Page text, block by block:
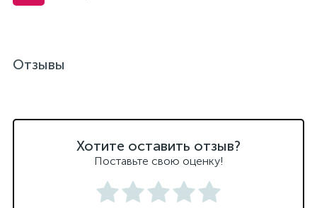
Отзывы
Хотите оставить отзыв?
Поставьте свою оценку!